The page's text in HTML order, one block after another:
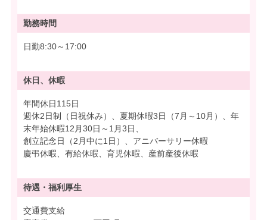
勤務時間
日勤8:30～17:00
休日、休暇
年間休日115日
週休2日制（日祝休み）、夏期休暇3日（7月～10月）、年
末年始休暇12月30日～1月3日、
創立記念日（2月中に1日）、アニバーサリー休暇
慶弔休暇、有給休暇、育児休暇、産前産後休暇
待遇・ 福利厚生
交通費支給